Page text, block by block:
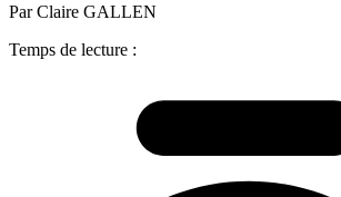
Par Claire GALLEN
Temps de lecture :